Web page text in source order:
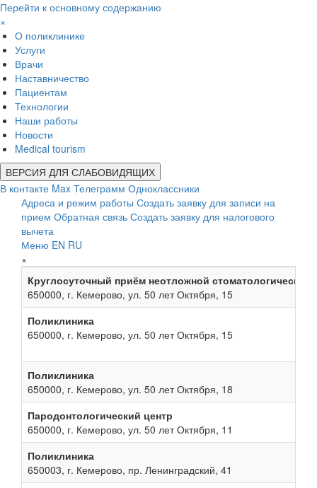
Перейти к основному содержанию
×
О поликлинике
Услуги
Врачи
Наставничество
Пациентам
Технологии
Наши работы
Новости
Medical tourism
ВЕРСИЯ ДЛЯ СЛАБОВИДЯЩИХ
В контакте Max Телеграмм Одноклассники
Адреса и режим работы Создать заявку для записи на
прием Обратная связь Создать заявку для налогового
вычета
Меню EN RU
×
Круглосуточный приём неотложной
650000, г. Кемерово, ул. 50 лет Октября, 15
Поликлиника
650000, г. Кемерово, ул. 50 лет Октября, 15
Поликлиника
650000, г. Кемерово, ул. 50 лет Октября, 18
Пародонтологический центр
650000, г. Кемерово, ул. 50 лет Октября, 11
Поликлиника
650003, г. Кемерово, пр. Ленинградский, 41